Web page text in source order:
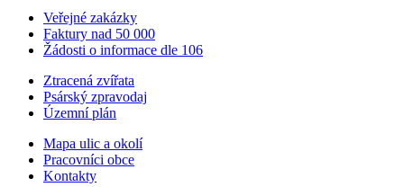
Veřejné zakázky
Faktury nad 50 000
Žádosti o informace dle 106
Ztracená zvířata
Psárský zpravodaj
Územní plán
Mapa ulic a okolí
Pracovníci obce
Kontakty